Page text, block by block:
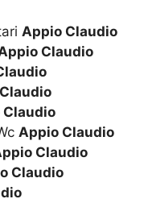
Appio Claudio
Claudio
Claudio
Appio Claudio
Claudio
Claudio